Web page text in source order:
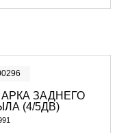
ЗАДНЕГО
(4/5ДВ)